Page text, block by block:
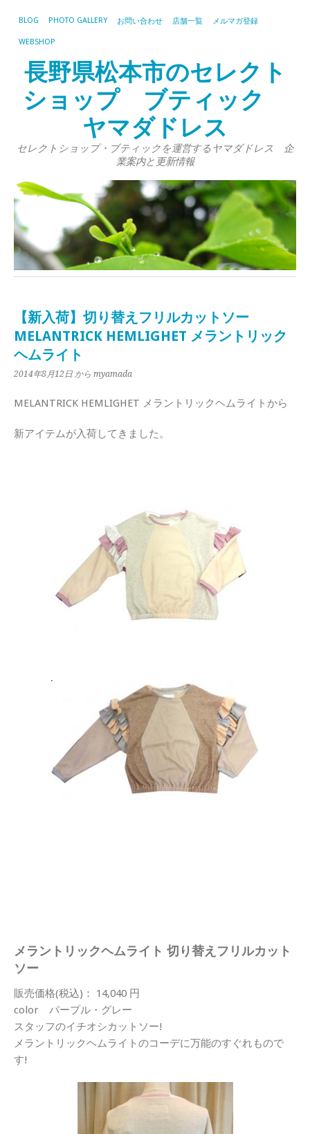
BLOG PHOTO GALLERY お問い合わせ 店舗一覧 メルマガ登録
WEBSHOP
長野県松本市のセレクト
ショップ ブティック
ヤマダドレス
セレクトショップ・ブティックを運営するヤマダドレス 企
業案内と更新情報
【新入荷】切り替えフリルカットソー
MELANTRICK HEMLIGHET メラントリック
ヘムライト
2014年8月12日 から myamada
MELANTRICK HEMLIGHET メラントリックヘムライトから
新アイテムが入荷してきました。
メラントリックヘムライト 切り替えフリルカット
ソー
販売価格(税込)： 14,040 円
color パープル・グレー
スタッフのイチオシカットソー!
メラントリックヘムライトのコーデに万能のすぐれもので
す!